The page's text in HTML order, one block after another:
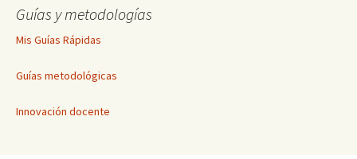
Guías y metodologías
Mis Guías Rápidas
Guías metodológicas
Innovación docente